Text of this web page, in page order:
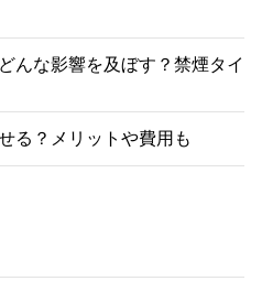
んな影響を及ぼす？禁煙タイ
る？メリットや費用も